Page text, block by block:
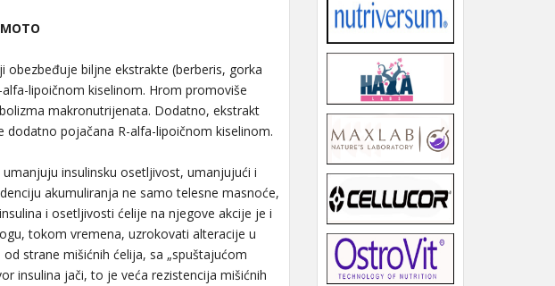
biljne ekstrakte (berberis, gorka
lipoičnom kiselinom. Hrom promoviše
makronutrijenata. Dodatno, ekstrakt
pojačana R-alfa-lipoičnom kiselinom.
insulinsku osetljivost, umanjujući i
akumuliranja ne samo telesne masnoće,
i osetljivosti ćelije na njegove akcije je i
tokom vremena, uzrokovati alteracije u
strane mišićnih ćelija, sa „spuštajućom
insulina jači, to je veća rezistencija mišićnih